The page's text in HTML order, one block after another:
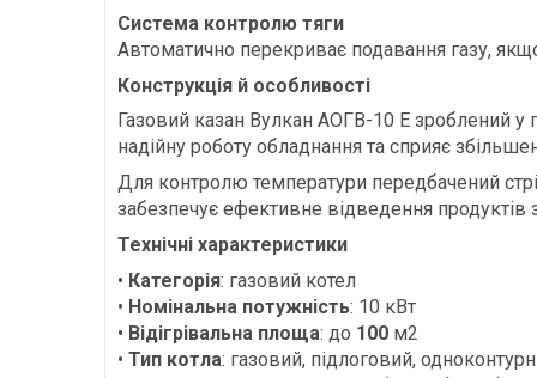
Система контролю тяги
Автоматично перекриває подавання газу,
Конструкція й особливості
Газовий казан Вулкан АОГВ-10 Е зроблений у
надійну роботу обладнання та сприяє
Для контролю температури передбачений
забезпечує ефективне відведення продуктів
Технічні характеристики
• Категорія: газовий котел
• Номінальна потужність: 10 кВт
• Відігрівальна площа: до 100 м2
• Тип котла: газовий, підлоговий,